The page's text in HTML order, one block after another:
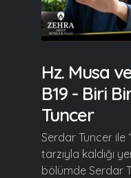
Hz. Musa
B19 - Biri
Tuncer
Serdar Tuncer ile
tarzıyla kaldığı
bölümde Serdar